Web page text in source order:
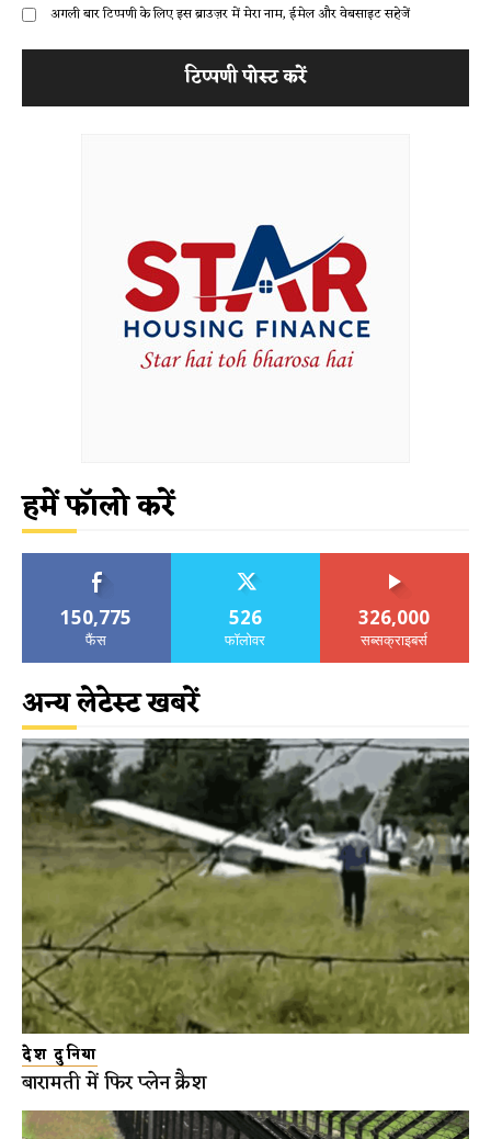
अगली बार टिप्पणी के लिए इस ब्राउज़र में मेरा नाम, ईमेल और वेबसाइट सहेजें
हमें फॉलो करें
150,775
फैंस
526
फॉलोवर
326,000
सब्सक्राइबर्स
अन्य लेटेस्ट खबरें
देश दुनिया
बारामती में फिर प्लेन क्रैश